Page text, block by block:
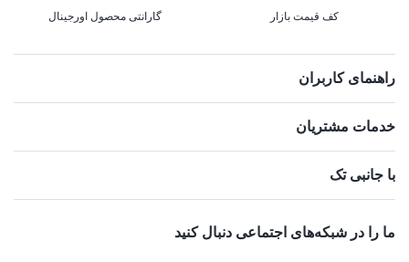
کف قیمت بازار گارانتی محصول اورجینال
راهنمای کاربران
خدمات مشتریان
با جانبی تک
ما را در شبکه‌های اجتماعی دنبال کنید